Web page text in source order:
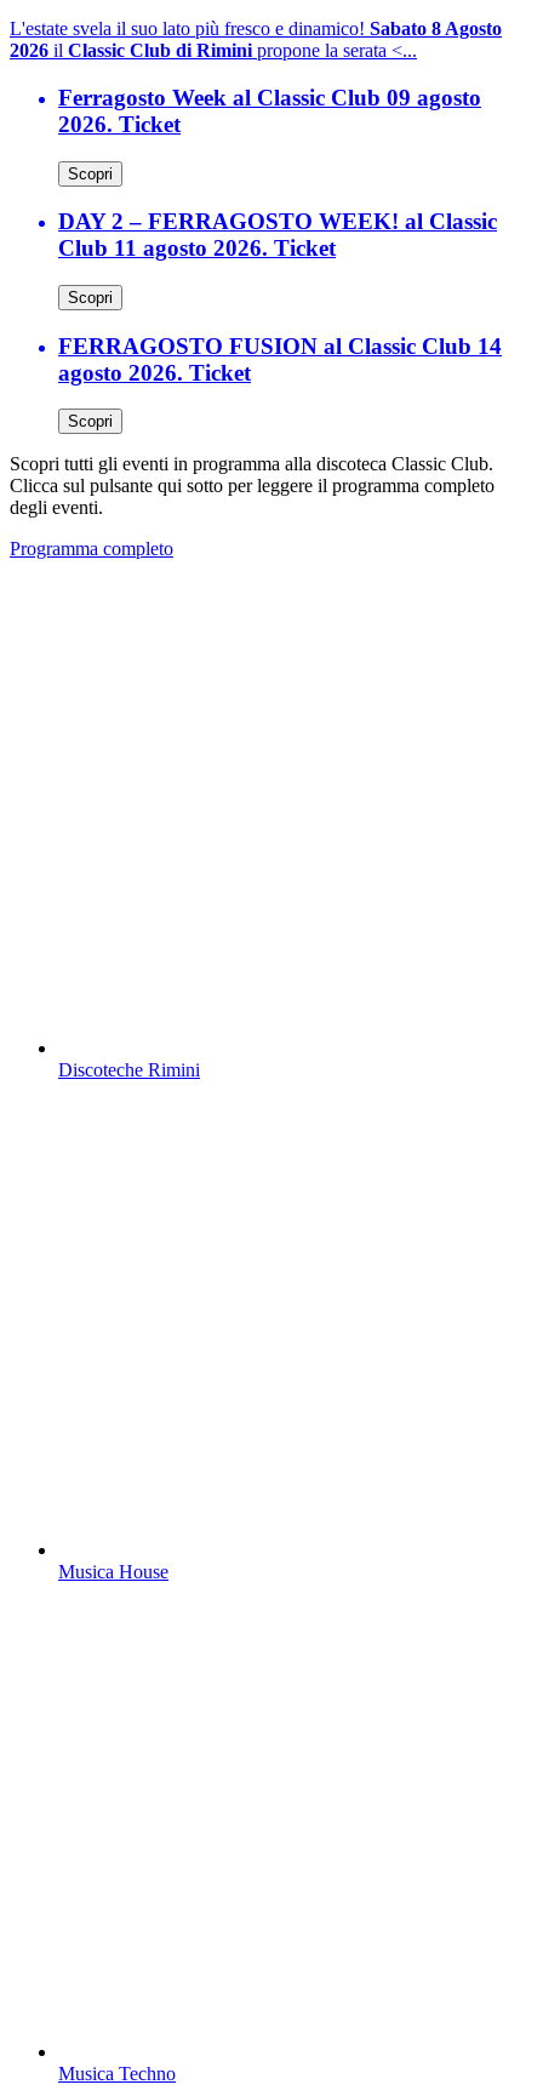
L'estate svela il suo lato più fresco e dinamico! Sabato 8 Agosto
2026 il Classic Club di Rimini propone la serata <...
Ferragosto Week al Classic Club 09 agosto
2026. Ticket
Scopri
DAY 2 – FERRAGOSTO WEEK! al Classic
Club 11 agosto 2026. Ticket
Scopri
FERRAGOSTO FUSION al Classic Club 14
agosto 2026. Ticket
Scopri
Scopri tutti gli eventi in programma alla discoteca Classic Club.
Clicca sul pulsante qui sotto per leggere il programma completo
degli eventi.
Programma completo
Discoteche Rimini
Musica House
Musica Techno